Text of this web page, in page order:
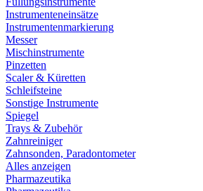
Instrumenteneinsätze
Instrumentenmarkierung
Messer
Mischinstrumente
Pinzetten
Scaler & Küretten
Schleifsteine
Sonstige Instrumente
Spiegel
Trays & Zubehör
Zahnreiniger
Zahnsonden, Paradontometer
Alles anzeigen
Pharmazeutika